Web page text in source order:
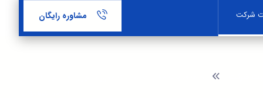
شرکت مشاوره رایگان